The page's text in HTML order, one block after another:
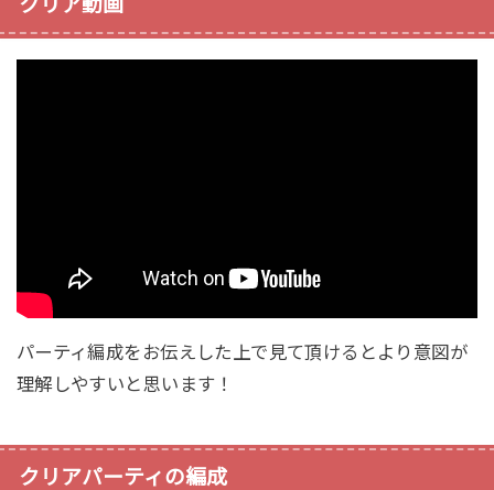
クリア動画
パーティ編成をお伝えした上で見て頂けるとより意図が
理解しやすいと思います！
クリアパーティの編成